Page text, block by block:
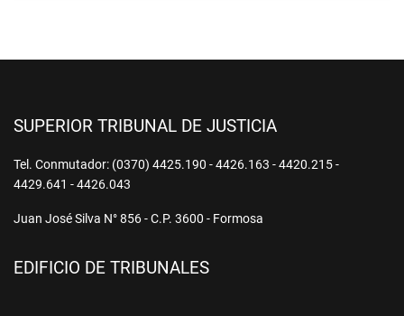
SUPERIOR TRIBUNAL DE JUSTICIA
Tel. Conmutador: (0370) 4425.190 - 4426.163 - 4420.215 -
4429.641 - 4426.043
Juan José Silva N° 856 - C.P. 3600 - Formosa
EDIFICIO DE TRIBUNALES